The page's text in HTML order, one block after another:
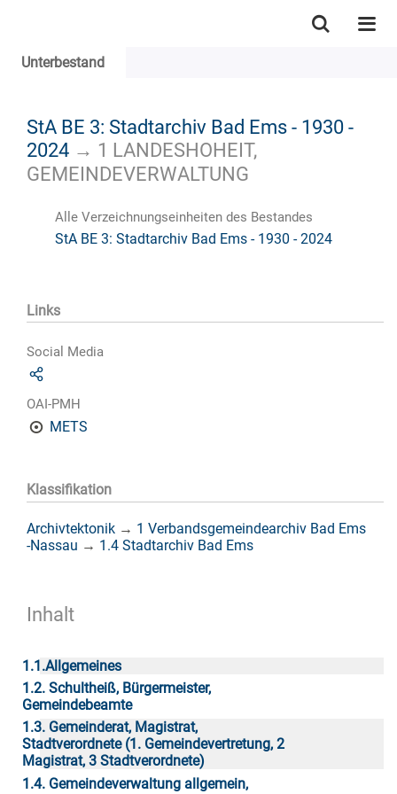
Unterbestand
StA BE 3: Stadtarchiv Bad Ems - 1930 -
2024 → 1 LANDESHOHEIT,
GEMEINDEVERWALTUNG
Alle Verzeichnungseinheiten des Bestandes
StA BE 3: Stadtarchiv Bad Ems - 1930 - 2024
Links
Social Media
OAI-PMH
METS
Klassifikation
Archivtektonik → 1 Verbandsgemeindearchiv Bad Ems
-Nassau → 1.4 Stadtarchiv Bad Ems
Inhalt
1.1.Allgemeines
1.2. Schultheiß, Bürgermeister,
Gemeindebeamte
1.3. Gemeinderat, Magistrat,
Stadtverordnete (1. Gemeindevertretung, 2
Magistrat, 3 Stadtverordnete)
1.4. Gemeindeverwaltung allgemein,